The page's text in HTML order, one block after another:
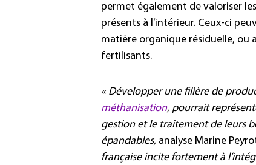
permet également de valoriser
présents à l’intérieur. Ceux-ci
matière organique résiduelle, ou
fertilisants.
« Développer une filière de
méthanisation, pourrait
gestion et le traitement de leurs
épandables, analyse Marine
française incite fortement à